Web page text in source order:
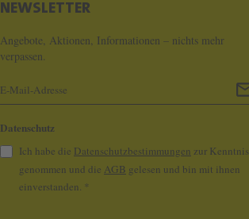
NEWSLETTER
Angebote, Aktionen, Informationen – nichts mehr
verpassen.
Datenschutz
Ich habe die Datenschutzbestimmungen zur Kenntnis
genommen und die AGB gelesen und bin mit ihnen
einverstanden. *